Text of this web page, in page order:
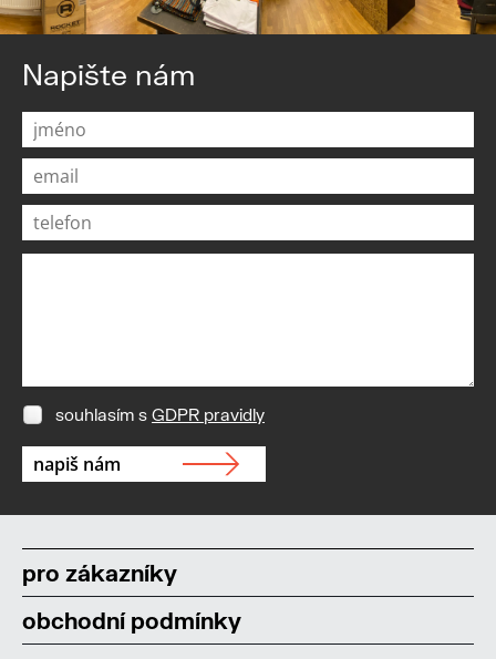
Napište nám
souhlasím s GDPR pravidly
pro zákazníky
obchodní podmínky